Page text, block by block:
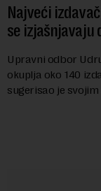
Najveći
se izjašnjavaju
Upravni odbor
okuplja oko 140
sugerisao je